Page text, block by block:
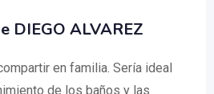
DIEGO ALVAREZ
en familia. Sería ideal
de los baños y las